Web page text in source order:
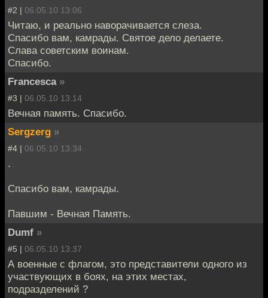
#2 | 06.05.10 13:06
Читаю, и реально наворачивается слеза.
Спасибо вам, камрады. Святое дело делаете.
Слава советским воинам.
Спасибо.
Francesca »
#3 | 06.05.10 13:14
Вечная память. Спасибо.
Sergzerg »
#4 | 06.05.10 13:34
.
Спасибо вам, камрады.
Павшим - Вечная Память.
Dumf »
#5 | 06.05.10 13:37
А военные с флагом, это представители одного из
участвующих в боях, на этих местах,
подразделений ?